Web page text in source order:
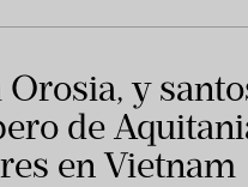
Orosia, y
de
en Vietnam